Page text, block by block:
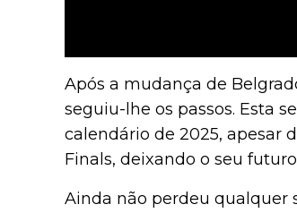
Após a mudança de
seguiu-lhe os passos. Esta
calendário de 2025, apesar
Finals, deixando o seu
Ainda não perdeu qualquer